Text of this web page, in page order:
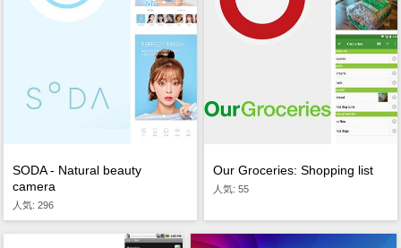
SODA - Natural beauty
camera
人気: 296
Our Groceries: Shopping list
人気: 55